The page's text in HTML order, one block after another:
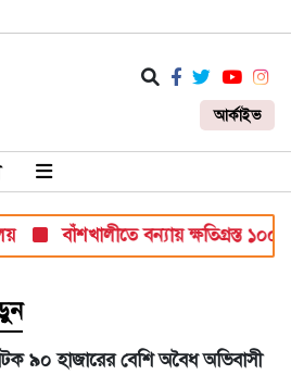
আর্কাইভ
বাঁশখালীতে বন্যায় ক্ষতিগ্রস্ত ১০০
৯০ হাজারের বেশি অবৈধ অভিবাসী